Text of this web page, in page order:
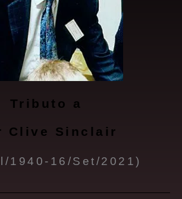
Tributo a
Clive Sinclair
1940-16/Set/2021)